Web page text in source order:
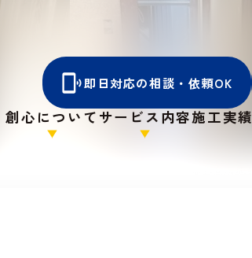
即日対応の相談・依頼OK
創心について サービス内容施工実績